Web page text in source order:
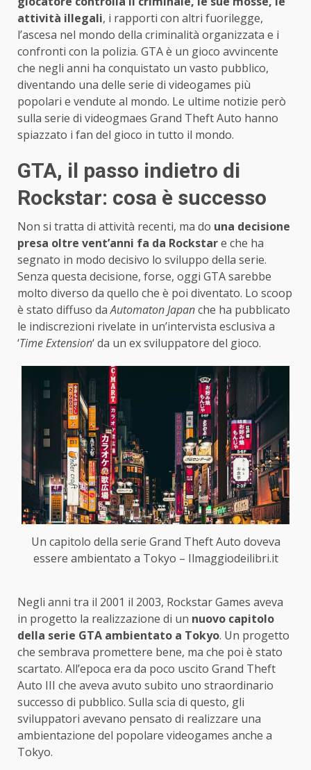
attività illegali, i rapporti con altri fuorilegge,
l’ascesa nel mondo della criminalità organizzata e i
confronti con la polizia. GTA è un gioco avvincente
che negli anni ha conquistato un vasto pubblico,
diventando una delle serie di videogames più
popolari e vendute al mondo. Le ultime notizie però
sulla serie di videogmaes Grand Theft Auto hanno
spiazzato i fan del gioco in tutto il mondo.
GTA, il passo indietro di
Rockstar: cosa è successo
Non si tratta di attività recenti, ma do una decisione
presa oltre vent’anni fa da Rockstare che ha
segnato in modo decisivo lo sviluppo della serie.
Senza questa decisione, forse, oggi GTA sarebbe
molto diverso da quello che è poi diventato. Lo scoop
è stato diffuso daAutomaton Japanche ha pubblicato
le indiscrezioni rivelate in un’intervista esclusiva a
‘Time Extension‘ da un ex sviluppatore del gioco.
Un capitolo della serie Grand Theft Auto doveva
essere ambientato a Tokyo – Ilmaggiodeilibri.it
Negli anni tra il 2001 il 2003, Rockstar Games aveva
in progetto la realizzazione di un nuovo capitolo
della serie GTA ambientato a Tokyo. Un progetto
che sembrava promettere bene, ma che poi è stato
scartato. All’epoca era da poco uscito Grand Theft
Auto III che aveva avuto subito uno straordinario
successo di pubblico. Sulla scia di questo, gli
sviluppatori avevano pensato di realizzare una
ambientazione del popolare videogames anche a
Tokyo.